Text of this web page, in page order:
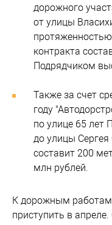
дорожного
от улицы
контракта
Подрядчиком
Также за счет
году
по улице 65 лет
до улицы
составит 200
млн рублей.
К дорожным
приступить в